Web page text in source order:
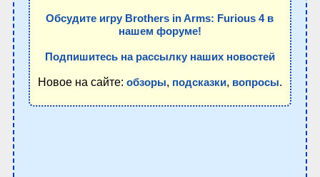
Обсудите игру Brothers in Arms: Furious 4 в
нашем форуме!
Подпишитесь на рассылку наших новостей
Новое на сайте: обзоры, подсказки, вопросы.